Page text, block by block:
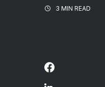
3 MIN READ